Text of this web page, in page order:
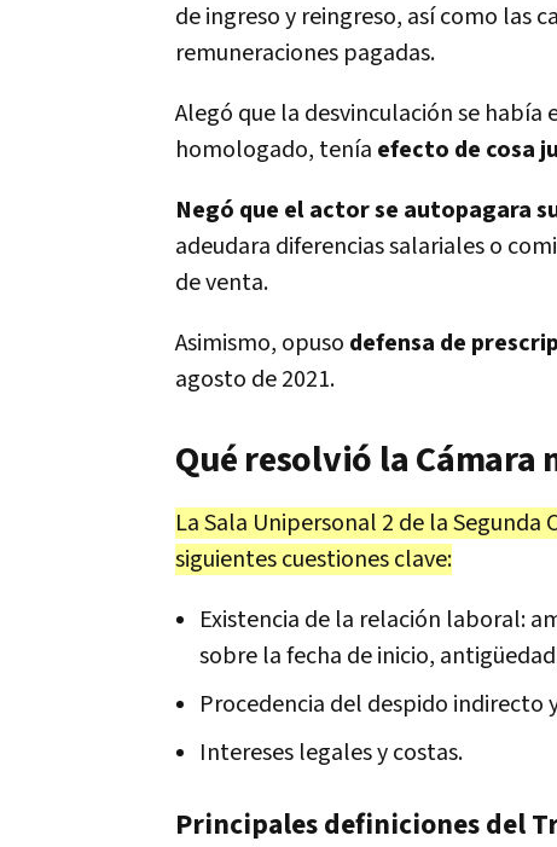
de ingreso y reingreso, así como las
remuneraciones pagadas.
Alegó que la desvinculación se
homologado, tenía efecto de cosa
Negó que el actor se autopagara
adeudara diferencias salariales o
de venta.
Asimismo, opuso defensa de
agosto de 2021.
Qué resolvió la Cámara
La Sala Unipersonal 2 de la
siguientes cuestiones clave:
Existencia de la relación laboral:
sobre la fecha de inicio,
Procedencia del despido indirecto
Intereses legales y costas.
Principales definiciones del